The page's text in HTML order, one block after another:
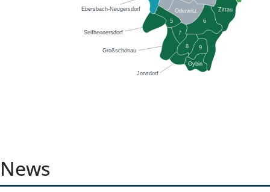
Ebersbach-Neugersdorf
Seifhennersdorf
Zittau
Großschönau
Jonsdorf
Oderwitz
Oybin
5 6
7
8 9
News